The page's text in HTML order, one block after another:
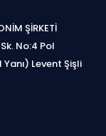
ŞİRKETİ
No:4 Pol
Levent Şişli